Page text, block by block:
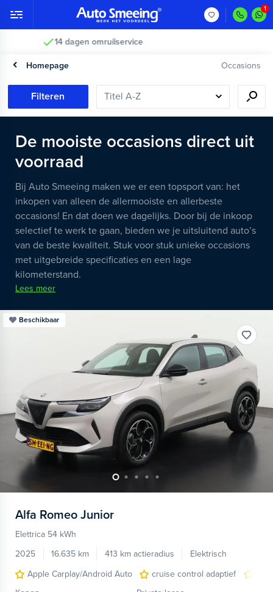
Vakkundig gecontroleerd >
Homepage Occasions
Filteren
De mooiste occasions direct uit
voorraad
Bij Auto Smeeing maken we er een topsport van: het
inkopen van alleen de allermooiste en allerbeste
occasions! En dat doen we dagelijks. Door bij de inkoop
selectief te werk te gaan, bieden we je uitsluitend auto’s
van de beste kwaliteit. Stuk voor stuk unieke occasions
met uitgebreide specificaties en een lage
kilometerstand.
Lees meer
Beschikbaar
Alfa Romeo Junior
Elettrica 54 kWh
2025
16.635 km 413 km actieradius
Elektrisch
Apple Carplay/Android Auto
cruise control adaptief